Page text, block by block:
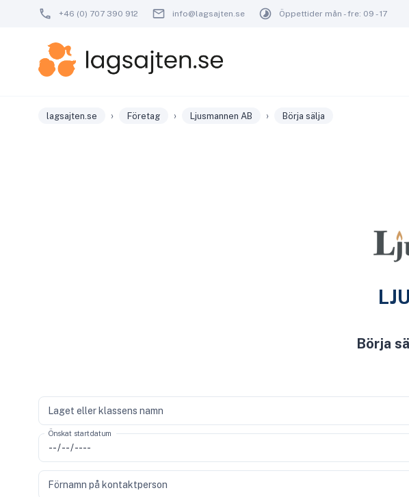
+46 (0) 707 390 912 info@lagsajten.se Öppettider mån - fre: 09 - 17
lagsajten.se › Företag › Ljusmannen AB › Börja sälja
Börja
Laget eller klassens namn
Önskat startdatum
Förnamn på kontaktperson